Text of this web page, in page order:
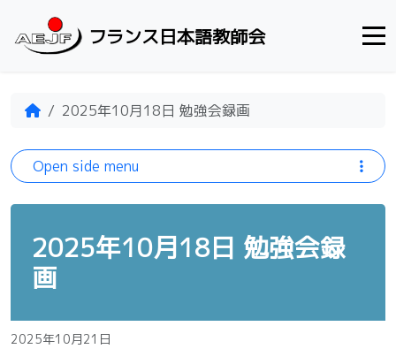
フランス日本語教師会
Home2025年10月18日 勉強会録画
2025年10月18日 勉強会録
画
2025年10月21日
Open side menu